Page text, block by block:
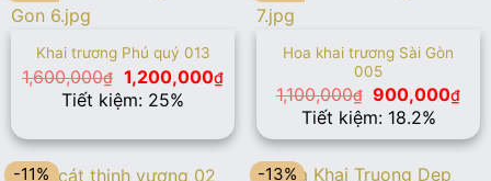
Khai trương Phú quý 013
1,600,000₫ Giá
gốc
là:
1,200,000₫Giá
hiện
là:
1,200,000₫.
Tiết kiệm: 25%
Hoa khai trương Sài Gòn
005
1,100,000₫ Giá
gốc
là:
1,100,000₫.
900,000₫Giá
tại
là:
Tiết kiệm: 18.2%
-11% -13%